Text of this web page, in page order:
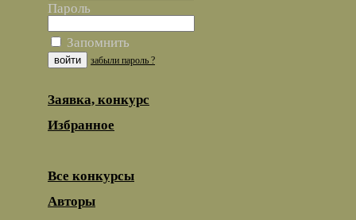
Пароль
Запомнить
забыли пароль ?
Заявка, конкурс
Избранное
Все конкурсы
Авторы